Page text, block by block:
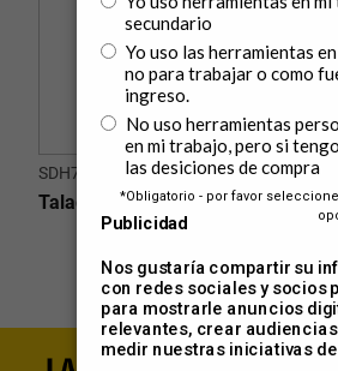
SDH700K-B2C
Taladro Percutor 1/2" 700W